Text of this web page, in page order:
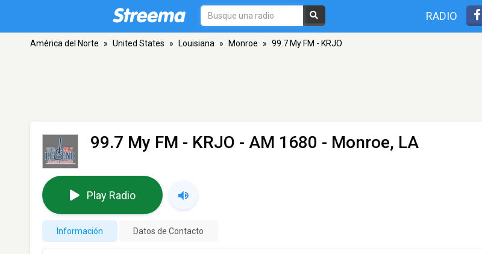
RADIO
América del Norte » United States » Louisiana » Monroe » 99.7 My FM - KRJO
99.7 My FM - KRJO - AM 1680 - Monroe, LA
Play Radio
Información Datos de Contacto